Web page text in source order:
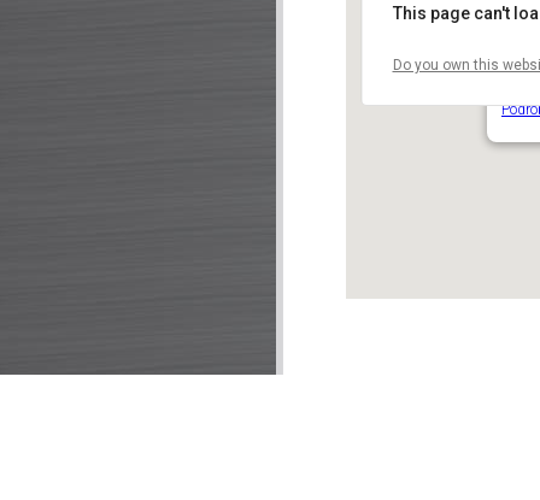
This page can't
Do you own this